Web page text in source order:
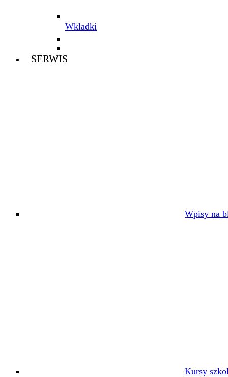
Wkładki
SERWIS
Wpisy na
Kursy